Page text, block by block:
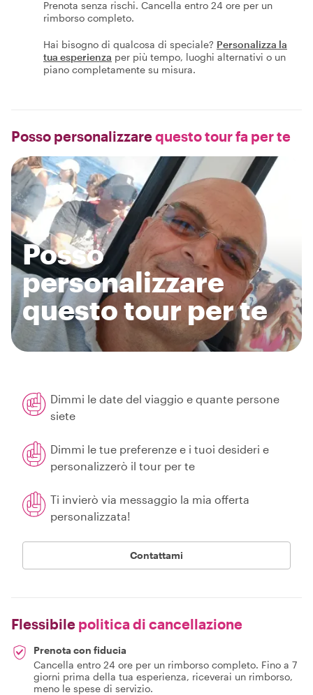
Prenota senza rischi. Cancella entro 24 ore per un
rimborso completo.
Hai bisogno di qualcosa di speciale? Personalizza la
tua esperienza per più tempo, luoghi alternativi o un
piano completamente su misura.
Posso personalizzarequesto tour fa per te
Posso
personalizzare
questo tour per te
Dimmi le date del viaggio e quante persone
siete
Dimmi le tue preferenze e i tuoi desideri e
personalizzerò il tour per te
Ti invierò via messaggio la mia offerta
personalizzata!
Contattami
Flessibile politica di cancellazione
Prenota con fiducia
Cancella entro 24 ore per un rimborso completo. Fino a 7
giorni prima della tua esperienza, riceverai un rimborso,
meno le spese di servizio.